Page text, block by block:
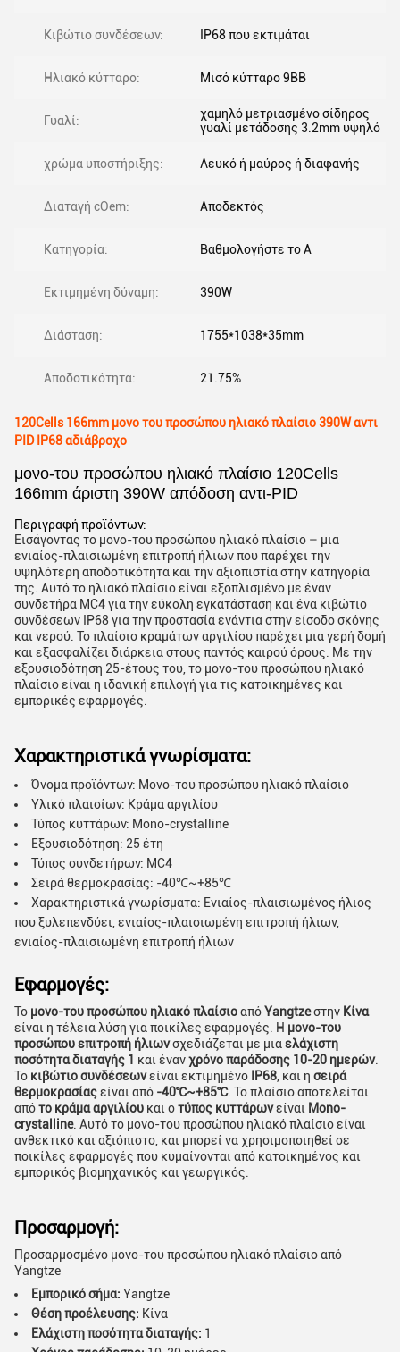
Κιβώτιο συνδέσεων: IP68 που εκτιμάται
Ηλιακό κύτταρο: Μισό κύτταρο 9BB
Γυαλί:
χαμηλό μετριασμένο σίδηρος
γυαλί μετάδοσης 3.2mm υψηλό
χρώμα υποστήριξης: Λευκό ή μαύρος ή διαφανής
Διαταγή cOem: Αποδεκτός
Κατηγορία: Βαθμολογήστε το Α
Εκτιμημένη δύναμη: 390W
Διάσταση: 1755*1038*35mm
Αποδοτικότητα: 21.75%
120Cells 166mm μονο του προσώπου ηλιακό πλαίσιο 390W αντι
PID IP68 αδιάβροχο
μονο-του προσώπου ηλιακό πλαίσιο 120Cells
166mm άριστη 390W απόδοση αντι-PID
Περιγραφή προϊόντων:
Εισάγοντας το μονο-του προσώπου ηλιακό πλαίσιο – μια
ενιαίος-πλαισιωμένη επιτροπή ήλιων που παρέχει την
υψηλότερη αποδοτικότητα και την αξιοπιστία στην κατηγορία
της. Αυτό το ηλιακό πλαίσιο είναι εξοπλισμένο με έναν
συνδετήρα MC4 για την εύκολη εγκατάσταση και ένα κιβώτιο
συνδέσεων IP68 για την προστασία ενάντια στην είσοδο σκόνης
και νερού. Το πλαίσιο κραμάτων αργιλίου παρέχει μια γερή δομή
και εξασφαλίζει διάρκεια στους παντός καιρού όρους. Με την
εξουσιοδότηση 25-έτους του, το μονο-του προσώπου ηλιακό
πλαίσιο είναι η ιδανική επιλογή για τις κατοικημένες και
εμπορικές εφαρμογές.
Χαρακτηριστικά γνωρίσματα:
Όνομα προϊόντων: Μονο-του προσώπου ηλιακό πλαίσιο
Υλικό πλαισίων: Κράμα αργιλίου
Τύπος κυττάρων: Mono-crystalline
Εξουσιοδότηση: 25 έτη
Τύπος συνδετήρων: MC4
Σειρά θερμοκρασίας: -40℃~+85℃
Χαρακτηριστικά γνωρίσματα: Ενιαίος-πλαισιωμένος ήλιος
που ξυλεπενδύει, ενιαίος-πλαισιωμένη επιτροπή ήλιων,
ενιαίος-πλαισιωμένη επιτροπή ήλιων
Εφαρμογές:
Το μονο-του προσώπου ηλιακό πλαίσιοαπόYangtzeστην Κίνα
είναι η τέλεια λύση για ποικίλες εφαρμογές. Η μονο-του
προσώπου επιτροπή ήλιωνσχεδιάζεται με μιαελάχιστη
ποσότητα διαταγής 1 και ένανχρόνο παράδοσης 10-20 ημερών.
Το κιβώτιο συνδέσεωνείναι εκτιμημένο IP68 , και η σειρά
θερμοκρασίαςείναι από -40℃~+85℃. Το πλαίσιο αποτελείται
απότο κράμα αργιλίου και οτύπος κυττάρωνείναι Mono-
crystalline. Αυτό το μονο-του προσώπου ηλιακό πλαίσιο είναι
ανθεκτικό και αξιόπιστο, και μπορεί να χρησιμοποιηθεί σε
ποικίλες εφαρμογές που κυμαίνονται από κατοικημένος και
εμπορικός βιομηχανικός και γεωργικός.
Προσαρμογή:
Προσαρμοσμένο μονο-του προσώπου ηλιακό πλαίσιο από
Yangtze
Εμπορικό σήμα: Yangtze
Θέση προέλευσης: Κίνα
Ελάχιστη ποσότητα διαταγής: 1